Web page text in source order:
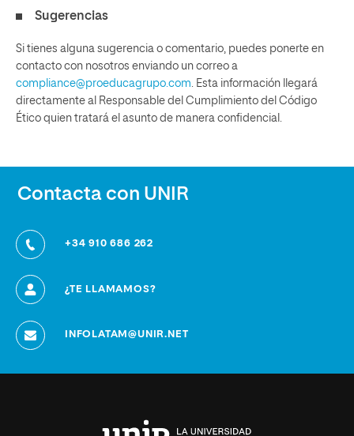
Sugerencias
Si tienes alguna sugerencia o comentario, puedes ponerte en
contacto con nosotros enviando un correo a
compliance@proeducagrupo.com. Esta información llegará
directamente al Responsable del Cumplimiento del Código
Ético quien tratará el asunto de manera confidencial.
Contacta con UNIR
+34 910 686 262
¿TE LLAMAMOS?
INFOLATAM@UNIR.NET